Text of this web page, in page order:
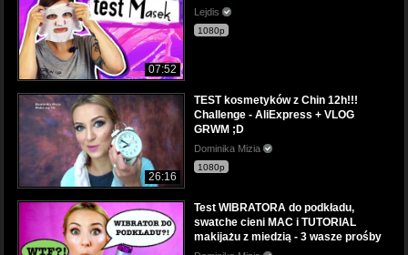
07:52
Lejdis
1080p
26:16
TEST kosmetyków z Chin 12h!!!
Challenge - AliExpress + VLOG
GRWM ;D
Dominika Mizia
1080p
Test WIBRATORA do podkładu,
swatche cieni MAC i TUTORIAL
makijażu z miedzią - 3 wasze prośby